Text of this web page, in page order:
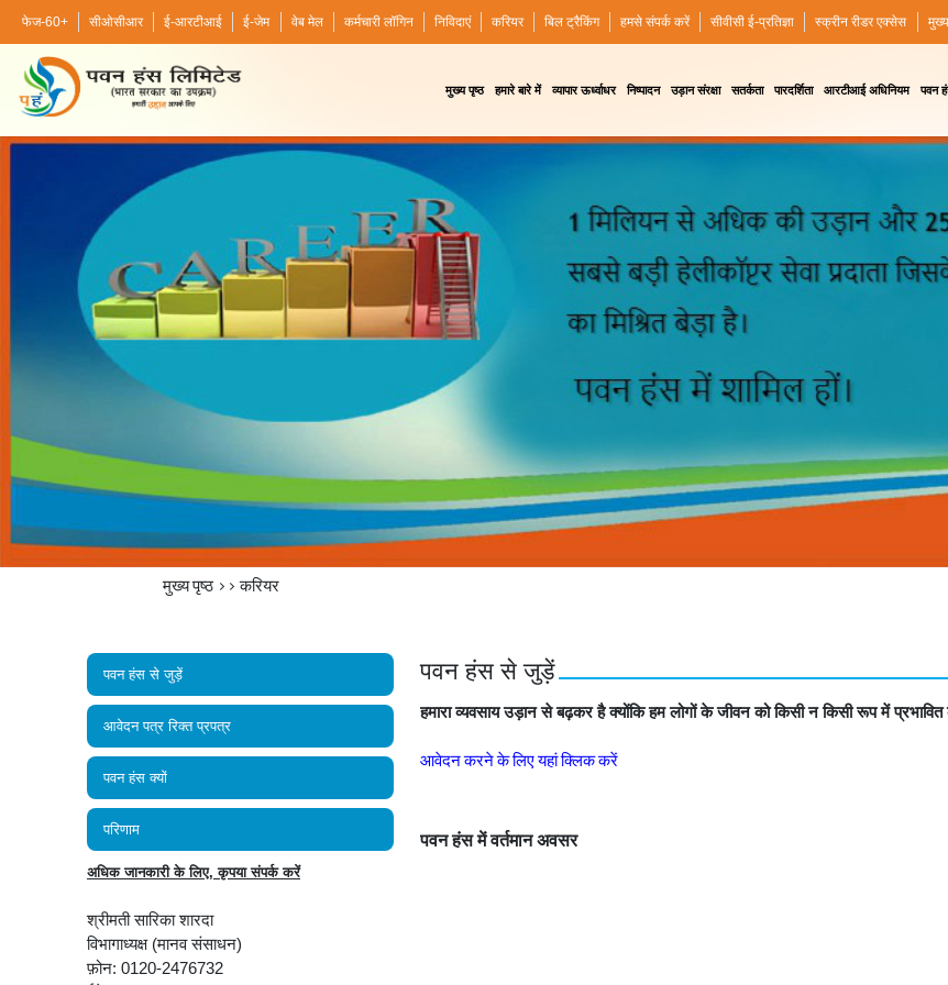
फेज-60+ सीओसीआर ई-आरटीआई ई-जेम वेब मेल कर्मचारी लॉगिन निविदाएं करियर बिल ट्रैकिंग हमसे संपर्क करें सीवीसी ई-प्रतिज्ञा स्क्रीन रीडर एक्सेस
मुख्य पृष्ठ हमारे बारे में व्यापार ऊर्ध्वाधर निष्पादन उड़ान संरक्षा सतर्कता पारदर्शिता आरटीआई अधिनियम पवन
मुख्य पृष्ठ >>करियर
पवन हंस से जुड़ें
आवेदन पत्र रिक्त प्रपत्र
पवन हंस क्यों
परिणाम
अधिक जानकारी के लिए, कृपया संपर्क करें
श्रीमती सारिका शारदा
विभागाध्यक्ष (मानव संसाधन)
फ़ोन: 0120-2476732
पवन हंस से जुड़ें
हमारा व्यवसाय उड़ान से बढ़कर है क्योंकि हम लोगों के जीवन को किसी न किसी रूप में
आवेदन करने के लिए यहां क्लिक करें
पवन हंस में वर्तमान अवसर